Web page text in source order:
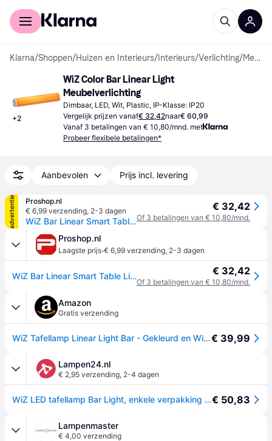
Voor shoppers
Klarna/Shoppen/Huizen en Interieurs/ Interieurs/Verlichting/ Meubelverlichting
+2
WiZ Color Bar Linear Light
Meubelverlichting
Dimbaar, LED, Wit, Plastic, IP-Klasse: IP20
Vergelijk prijzen vanaf€ 32,42naar€ 60,99
Vanaf 3 betalingen van € 10,80/mnd. met
Probeer flexibele betalingen*
Aanbevolen Prijs incl. levering
advertentie
Proshop.nl
€ 6,99 verzending, 2-3 dagen
WiZ Bar Linear Smart Table Light Tunable White & Color
€ 32,42
Of 3 betalingen van € 10,80/mnd.
Proshop.nl
Laagste prijs·€ 6,99 verzending, 2-3 dagen
WiZ Bar Linear Smart Table Light Tunable White & Color € 32,42
Of 3 betalingen van € 10,80/mnd.
Amazon
Gratis verzending
WiZ Tafellamp Linear Light Bar - Gekleurd en Wit Licht - Slimme LED Verlichting - Modern Design - Wi-Fi€ 39,99
Lampen24.nl
€ 2,95 verzending, 2-4 dagen
WiZ LED tafellamp Bar Light, enkele verpakking Light Bar, dimbaar, wit / opaal, Woon-/ Eetkamer, Kunststof, Modern, slimme verlichting€ 50,83
Lampenmaster
€ 4,00 verzending